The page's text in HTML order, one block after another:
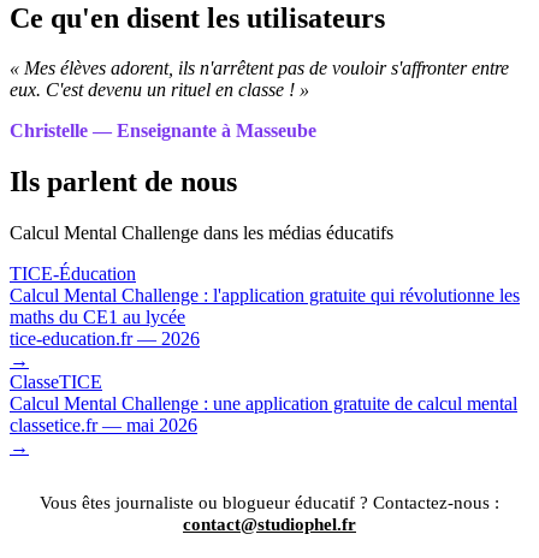
Ce qu'en disent les utilisateurs
« Mes élèves adorent, ils n'arrêtent pas de vouloir s'affronter entre
eux. C'est devenu un rituel en classe ! »
Christelle — Enseignante à Masseube
Ils parlent de nous
Calcul Mental Challenge dans les médias éducatifs
TICE-Éducation
Calcul Mental Challenge : l'application gratuite qui révolutionne les
maths du CE1 au lycée
tice-education.fr — 2026
→
ClasseTICE
Calcul Mental Challenge : une application gratuite de calcul mental
classetice.fr — mai 2026
→
Vous êtes journaliste ou blogueur éducatif ? Contactez-nous :
contact@studiophel.fr